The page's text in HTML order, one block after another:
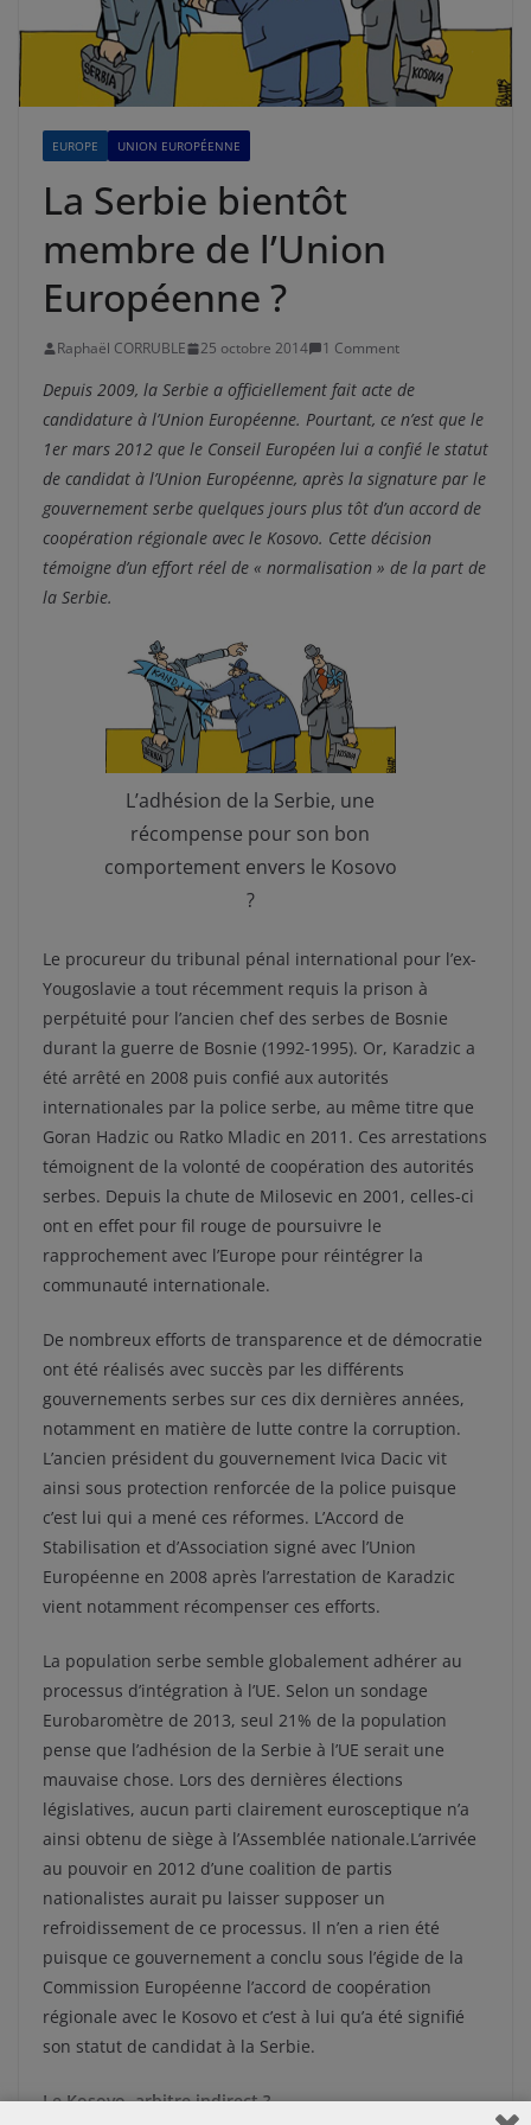
EUROPE UNION EUROPÉENNE
La Serbie bientôt
membre de l’Union
Européenne ?
Raphaël CORRUBLE 25 octobre 2014 1 Comment
Depuis 2009, la Serbie a officiellement fait acte de
candidature à l’Union Européenne. Pourtant, ce n’est que le
1er mars 2012 que le Conseil Européen lui a confié le statut
de candidat à l’Union Européenne, après la signature par le
gouvernement serbe quelques jours plus tôt d’un accord de
coopération régionale avec le Kosovo. Cette décision
témoigne d’un effort réel de « normalisation » de la part de
la Serbie.
L’adhésion de la Serbie, une
récompense pour son bon
comportement envers le Kosovo
?
Le procureur du tribunal pénal international pour l’ex-
Yougoslavie a tout récemment requis la prison à
perpétuité pour l’ancien chef des serbes de Bosnie
durant la guerre de Bosnie (1992-1995). Or, Karadzic a
été arrêté en 2008 puis confié aux autorités
internationales par la police serbe, au même titre que
Goran Hadzic ou Ratko Mladic en 2011. Ces arrestations
témoignent de la volonté de coopération des autorités
serbes. Depuis la chute de Milosevic en 2001, celles-ci
ont en effet pour fil rouge de poursuivre le
rapprochement avec l’Europe pour réintégrer la
communauté internationale.
De nombreux efforts de transparence et de démocratie
ont été réalisés avec succès par les différents
gouvernements serbes sur ces dix dernières années,
notamment en matière de lutte contre la corruption.
L’ancien président du gouvernement Ivica Dacic vit
ainsi sous protection renforcée de la police puisque
c’est lui qui a mené ces réformes. L’Accord de
Stabilisation et d’Association signé avec l’Union
Européenne en 2008 après l’arrestation de Karadzic
vient notamment récompenser ces efforts.
La population serbe semble globalement adhérer au
processus d’intégration à l’UE. Selon un sondage
Eurobaromètre de 2013, seul 21% de la population
pense que l’adhésion de la Serbie à l’UE serait une
mauvaise chose. Lors des dernières élections
législatives, aucun parti clairement eurosceptique n’a
ainsi obtenu de siège à l’Assemblée nationale.L’arrivée
au pouvoir en 2012 d’une coalition de partis
nationalistes aurait pu laisser supposer un
refroidissement de ce processus. Il n’en a rien été
puisque ce gouvernement a conclu sous l’égide de la
Commission Européenne l’accord de coopération
régionale avec le Kosovo et c’est à lui qu’a été signifié
son statut de candidat à la Serbie.
Le Kosovo, arbitre indirect ?